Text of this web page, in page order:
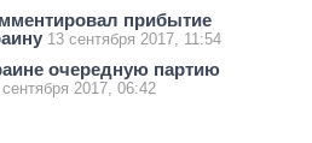
прибытие
13 сентября 2017, 11:54
очередную партию
сентября 2017, 06:42